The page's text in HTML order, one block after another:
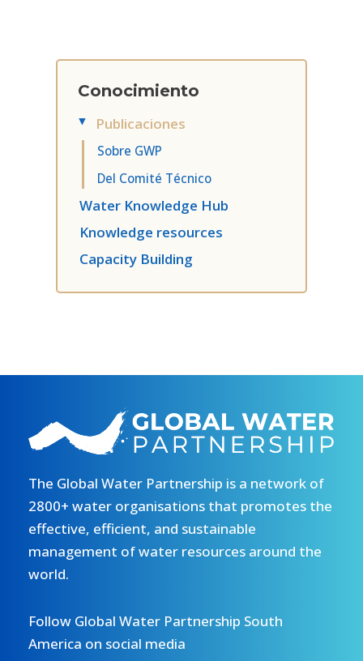
Conocimiento
▸ Publicaciones
Sobre GWP
Del Comité Técnico
Water Knowledge Hub
Knowledge resources
Capacity Building
The Global Water Partnership is a network of
2800+ water organisations that promotes the
effective, efficient, and sustainable
management of water resources around the
world.
Follow Global Water Partnership South
America on social media